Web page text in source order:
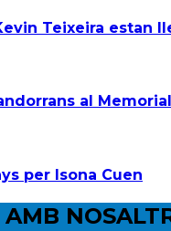
Teixeira estan
al
per Isona Cuen
AMB